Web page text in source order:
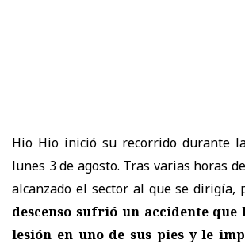
Hio Hio inició su recorrido durante
lunes 3 de agosto. Tras varias horas
alcanzado el sector al que se dirigía,
descenso sufrió un accidente que
lesión en uno de sus pies y le